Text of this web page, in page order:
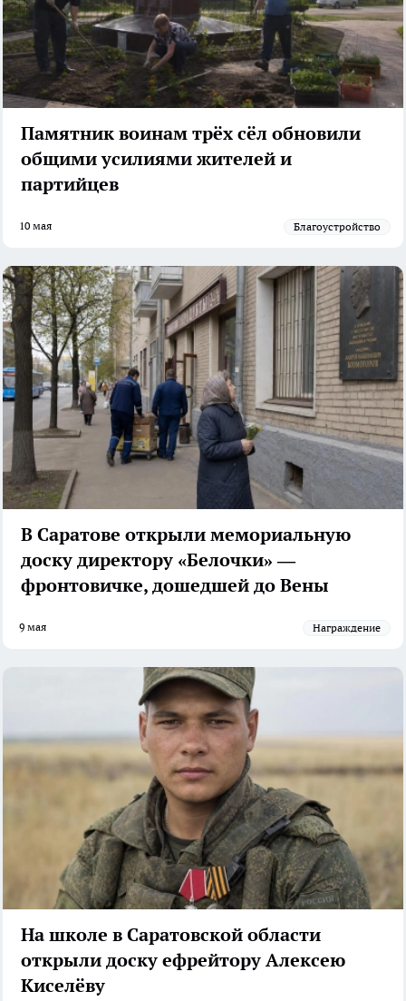
Памятник воинам трёх сёл обновили
общими усилиями жителей и
партийцев
10 мая Благоустройство
В Саратове открыли мемориальную
доску директору «Белочки» —
фронтовичке, дошедшей до Вены
9 мая Награждение
На школе в Саратовской области
открыли доску ефрейтору Алексею
Киселёву